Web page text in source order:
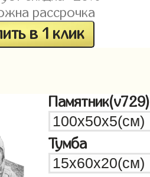
рассрочка
в 1 клик
Памятник(v729)
Тумба